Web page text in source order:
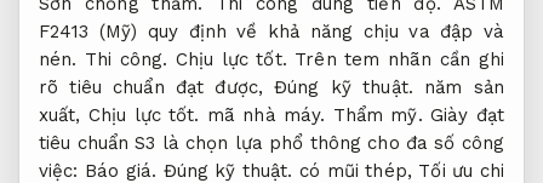
F2413 (Mỹ) quy định về khả năng chịu va đập và
nén. Thi công. Chịu lực tốt. Trên tem nhãn cần ghi
rõ tiêu chuẩn đạt được,Đúng kỹ thuật. năm sản
xuất, Chịu lực tốt. mã nhà máy. Thẩm mỹ. Giày đạt
tiêu chuẩn S3 là chọn lựa phổ thông cho đa số công
việc: Báo giá. Đúng kỹ thuật. có mũi thép, Tối ưu chi